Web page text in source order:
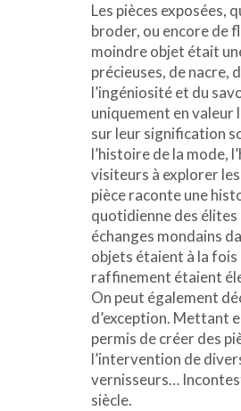
Les pièces exposées,
broder, ou encore de
moindre objet était
précieuses, de nacre,
l’ingéniosité et du
uniquement en
sur leur signification
l’histoire de la mode,
visiteurs à explorer
pièce raconte une
quotidienne des élites
échanges mondains
objets étaient à la fois
raffinement étaient
On peut également
d’exception. Mettant
permis de créer des
l’intervention de
vernisseurs…
siècle.